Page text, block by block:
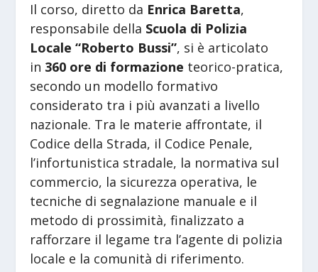
Il corso, diretto da Enrica Baretta,
responsabile della Scuola di Polizia
Locale “Roberto Bussi”, si è articolato
in 360 ore di formazione teorico-pratica,
secondo un modello formativo
considerato tra i più avanzati a livello
nazionale. Tra le materie affrontate, il
Codice della Strada, il Codice Penale,
l’infortunistica stradale, la normativa sul
commercio, la sicurezza operativa, le
tecniche di segnalazione manuale e il
metodo di prossimità, finalizzato a
rafforzare il legame tra l’agente di polizia
locale e la comunità di riferimento.